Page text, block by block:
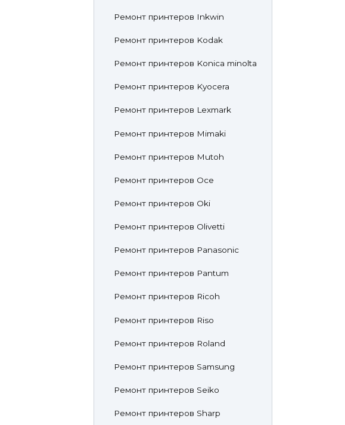
Ремонт принтеров Inkwin
Ремонт принтеров Kodak
Ремонт принтеров Konica minolta
Ремонт принтеров Kyocera
Ремонт принтеров Lexmark
Ремонт принтеров Mimaki
Ремонт принтеров Mutoh
Ремонт принтеров Oce
Ремонт принтеров Oki
Ремонт принтеров Olivetti
Ремонт принтеров Panasonic
Ремонт принтеров Pantum
Ремонт принтеров Ricoh
Ремонт принтеров Riso
Ремонт принтеров Roland
Ремонт принтеров Samsung
Ремонт принтеров Seiko
Ремонт принтеров Sharp